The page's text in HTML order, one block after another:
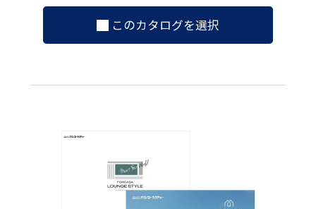
このカタログを選択